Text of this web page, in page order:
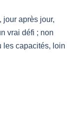
jour après jour,
vrai défi ; non
les capacités, loin